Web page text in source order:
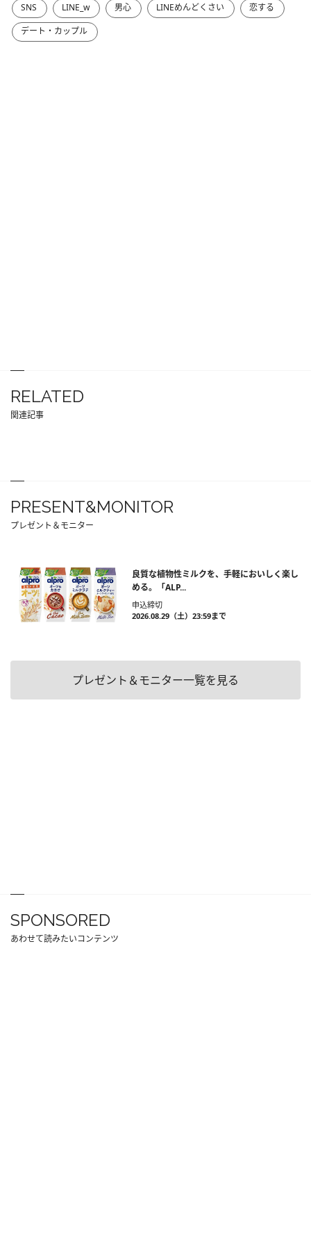
SNS LINE_w 男心 LINEめんどくさい
恋する
デート・カップル
RELATED
関連記事
PRESENT&MONITOR
プレゼント＆モニター
良質な植物性ミルクを、手軽においしく楽し
める。「ALP...
申込締切
2026.08.29（土）23:59まで
プレゼント＆モニター一覧を見る
SPONSORED
あわせて読みたいコンテンツ